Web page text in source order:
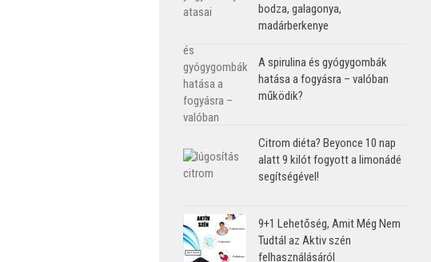
bodza, galagonya,
madárberkenye
A spirulina és gyógygombák
hatása a fogyásra – valóban
működik?
Citrom diéta? Beyonce 10 nap
alatt 9 kilót fogyott a limonádé
segítségével!
9+1 Lehetőség, Amit Még Nem
Tudtál az Aktiv szén
felhasználásáról